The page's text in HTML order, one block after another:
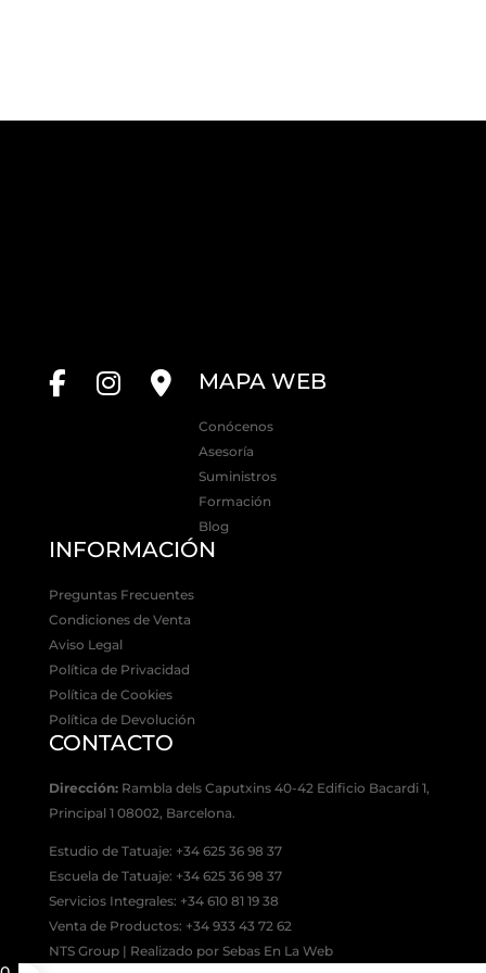
MAPA WEB
Conócenos
Asesoría
Suministros
Formación
Blog
INFORMACIÓN
Preguntas Frecuentes
Condiciones de Venta
Aviso Legal
Política de Privacidad
Política de Cookies
Política de Devolución
CONTACTO
Dirección:Rambla dels Caputxins 40-42 Edificio Bacardi 1,
Principal 1 08002, Barcelona.
Estudio de Tatuaje: +34 625 36 98 37
Escuela de Tatuaje: +34 625 36 98 37
Servicios Integrales: +34 610 81 19 38
Venta de Productos: +34 933 43 72 62
NTS Group | Realizado por Sebas En La Web